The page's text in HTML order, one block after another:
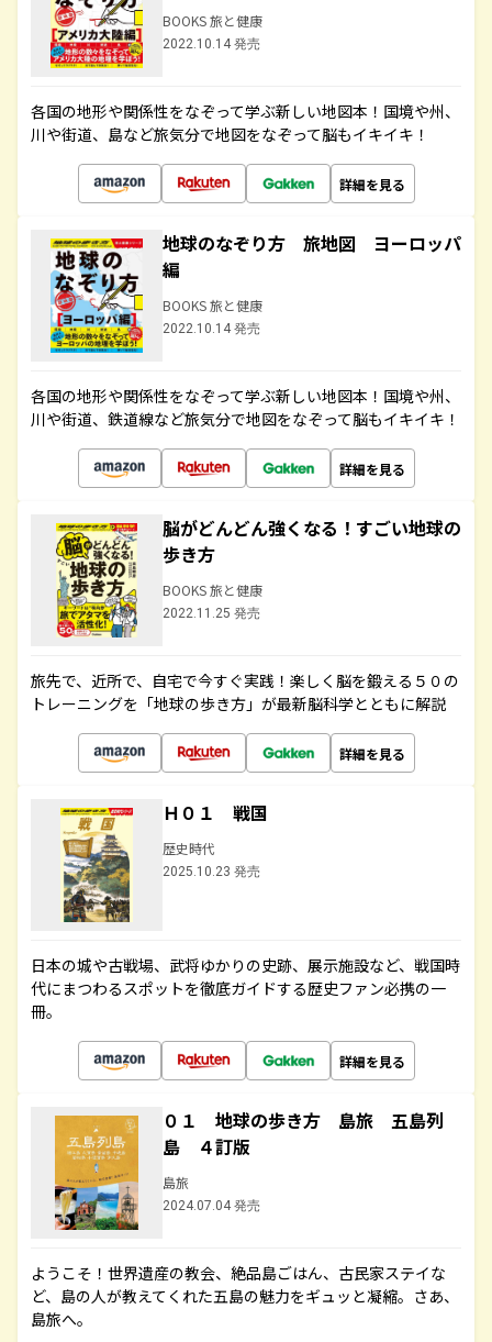
BOOKS 旅と健康
2022.10.14 発売
各国の地形や関係性をなぞって学ぶ新しい地図本！国境や州、
川や街道、島など旅気分で地図をなぞって脳もイキイキ！
詳細を見る
地球のなぞり方 旅地図 ヨーロッパ
編
BOOKS 旅と健康
2022.10.14 発売
各国の地形や関係性をなぞって学ぶ新しい地図本！国境や州、
川や街道、鉄道線など旅気分で地図をなぞって脳もイキイキ！
詳細を見る
脳がどんどん強くなる！すごい地球の
歩き方
BOOKS 旅と健康
2022.11.25 発売
旅先で、近所で、自宅で今すぐ実践！楽しく脳を鍛える５０の
トレーニングを「地球の歩き方」が最新脳科学とともに解説
詳細を見る
Ｈ０１ 戦国
歴史時代
2025.10.23 発売
日本の城や古戦場、武将ゆかりの史跡、展示施設など、戦国時
代にまつわるスポットを徹底ガイドする歴史ファン必携の一
冊。
詳細を見る
０１ 地球の歩き方 島旅 五島列
島 ４訂版
島旅
2024.07.04 発売
ようこそ！世界遺産の教会、絶品島ごはん、古民家ステイな
ど、島の人が教えてくれた五島の魅力をギュッと凝縮。さあ、
島旅へ。